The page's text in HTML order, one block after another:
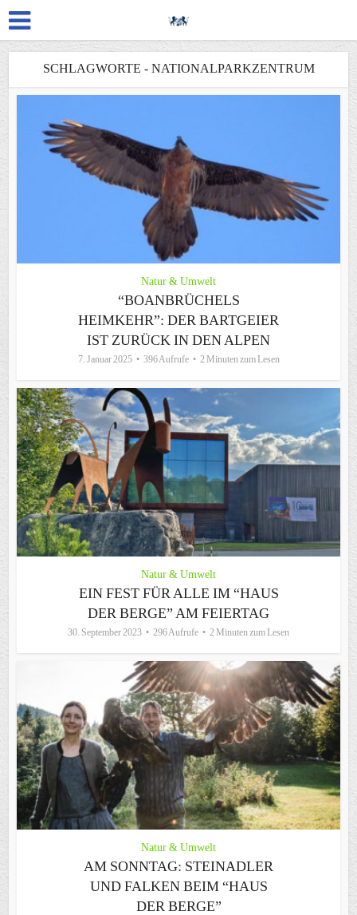
SCHLAGWORTE - NATIONALPARKZENTRUM
Natur & Umwelt
“BOANBRÜCHELS
HEIMKEHR”: DER BARTGEIER
IST ZURÜCK IN DEN ALPEN
7. Januar 2025 396 Aufrufe 2 Minuten zum Lesen
Natur & Umwelt
EIN FEST FÜR ALLE IM “HAUS
DER BERGE” AM FEIERTAG
30. September 2023 296 Aufrufe 2 Minuten zum Lesen
Natur & Umwelt
AM SONNTAG: STEINADLER
UND FALKEN BEIM “HAUS
DER BERGE”